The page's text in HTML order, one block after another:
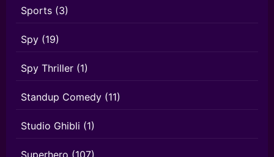
Sports (3)
Spy (19)
Spy Thriller (1)
Standup Comedy (11)
Studio Ghibli (1)
Superhero (107)